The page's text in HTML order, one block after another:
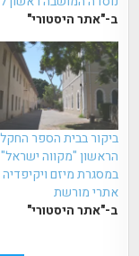
ב-"אתר היסטורי"
ביקור בבית הספר
הראשון "מקווה
במסגרת מיזם
אתרי מורשת
ב-"אתר היסטורי"